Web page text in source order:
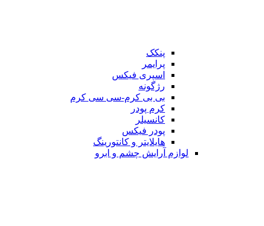
پنکک
پرایمر
اسپری فیکس
رژگونه
بی بی کرم-سی سی کرم
کرم پودر
کانسیلر
پودر فیکس
هایلایتر و کانتورینگ
لوازم آرایش چشم و ابرو